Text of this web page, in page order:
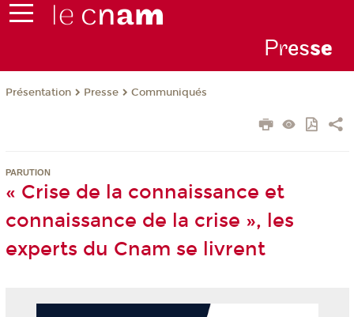
Presse
Présentation Presse Communiqués
PARUTION
« Crise de la connaissance et
connaissance de la crise », les
experts du Cnam se livrent